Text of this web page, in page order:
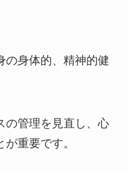
の身体的、精神的健
の管理を見直し、心
重要です。